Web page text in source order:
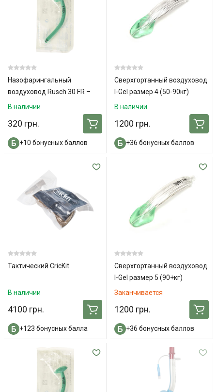
Назофарингальный
воздуховод Rusch 30 FR –
118мм
В наличии
320 грн.
+10 бонусных баллов
Сверхгортанный воздуховод
I-Gel размер 4 (50-90кг)
В наличии
1200 грн.
+36 бонусных баллов
Тактический СricKit
В наличии
4100 грн.
+123 бонусных балла
Сверхгортанный воздуховод
I-Gel размер 5 (90+кг)
Заканчивается
1200 грн.
+36 бонусных баллов